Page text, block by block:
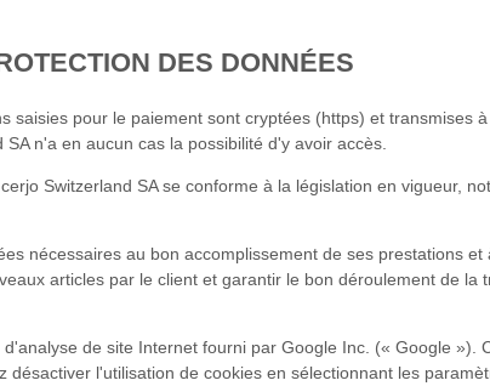
DES DONNÉES
saisies pour le paiement sont cryptées (https) et transmises
n'a en aucun cas la possibilité d'y avoir accès.
Switzerland SA se conforme à la législation en vigueur,
nécessaires au bon accomplissement de ses prestations
articles par le client et garantir le bon déroulement de la
de site Internet fourni par Google Inc. (« Google »).
l'utilisation de cookies en sélectionnant les